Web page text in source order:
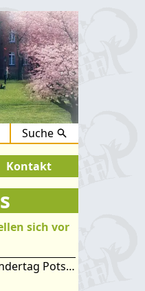
Suche
Kontakt
sich vor
Latein-Wandertag Potsdam